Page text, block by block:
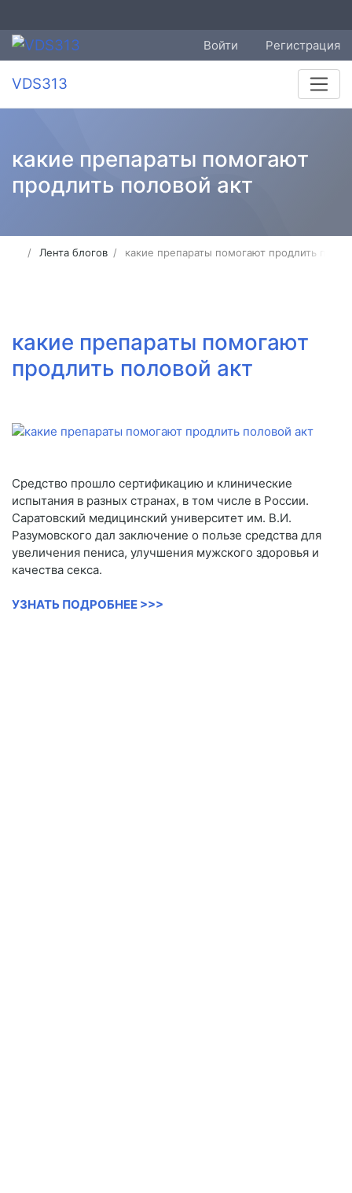
Войти Регистрация
VDS313
какие препараты помогают
продлить половой акт
Лента блогов какие препараты помогают продлить
какие препараты помогают
продлить половой акт
Средство прошло сертификацию и клинические
испытания в разных странах, в том числе в России.
Саратовский медицинский университет им. В.И.
Разумовского дал заключение о пользе средства для
увеличения пениса, улучшения мужского здоровья и
качества секса.
УЗНАТЬ ПОДРОБНЕЕ >>>